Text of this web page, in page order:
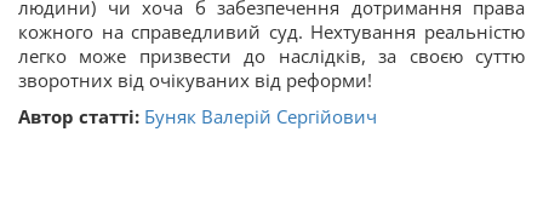
людини) чи хоча б забезпечення дотримання права
кожного на справедливий суд. Нехтування реальністю
легко може призвести до наслідків, за своєю суттю
зворотних від очікуваних від реформи!
Автор статті: Буняк Валерій Сергійович